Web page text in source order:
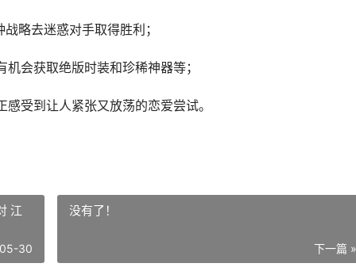
略去迷惑对手取得胜利；
会获取绝版时装和珍稀神器等；
受到让人紧张又放荡的恋爱尝试。
江
30
没有了！
下一篇 »